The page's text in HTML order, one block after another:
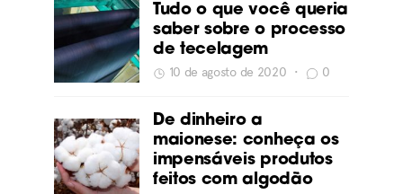
Tudo o que você queria
saber sobre o processo
de tecelagem
10 de agosto de 2020 • 0
De dinheiro a
maionese: conheça os
impensáveis produtos
feitos com algodão